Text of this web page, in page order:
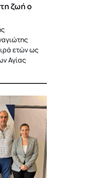
ζωή ο
ετών ως
Αγίας